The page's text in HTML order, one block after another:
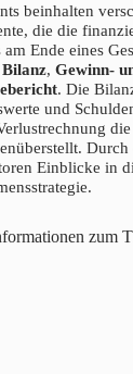
beinhalten
die die
Ende eines
Bilanz, Gewinn-
. Die
und
Einblicke in
zum